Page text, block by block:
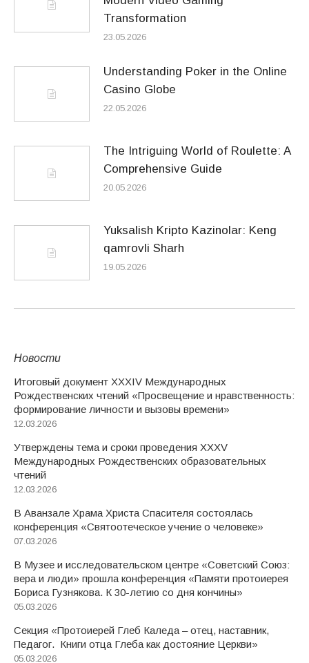
Transformation
23.05.2026
Understanding Poker in the Online
Casino Globe
22.05.2026
The Intriguing World of Roulette: A
Comprehensive Guide
20.05.2026
Yuksalish Kripto Kazinolar: Keng
qamrovli Sharh
19.05.2026
Новости
Итоговый документ XXХIV Международных
Рождественских чтений «Просвещение и нравственность:
формирование личности и вызовы времени»
12.03.2026
Утверждены тема и сроки проведения XXXV
Международных Рождественских образовательных
чтений
12.03.2026
В Аванзале Храма Христа Спасителя состоялась
конференция «Святоотеческое учение о человеке»
07.03.2026
В Музее и исследовательском центре «Советский Союз:
вера и люди» прошла конференция «Памяти протоиерея
Бориса Гузнякова. К 30-летию со дня кончины»
05.03.2026
Секция «Протоиерей Глеб Каледа – отец, наставник,
Педагог. Книги отца Глеба как достояние Церкви»
05.03.2026